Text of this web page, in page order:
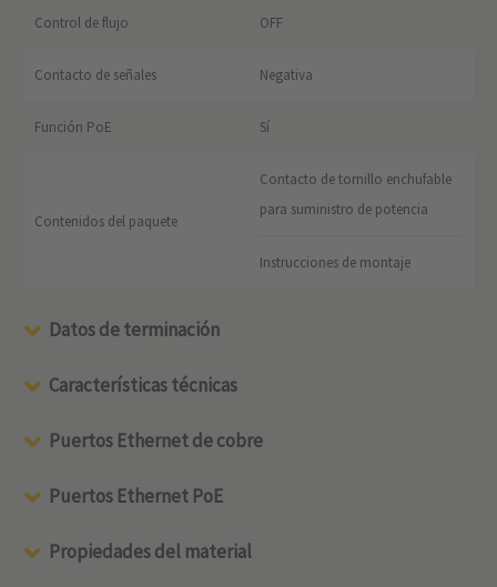
Control de flujo OFF
Contacto de señales Negativa
Función PoE Sí
Contenidos del paquete
Contacto de tornillo enchufable
para suministro de potencia
Instrucciones de montaje
Datos de terminación
Características técnicas
Puertos Ethernet de cobre
Puertos Ethernet PoE
Propiedades del material